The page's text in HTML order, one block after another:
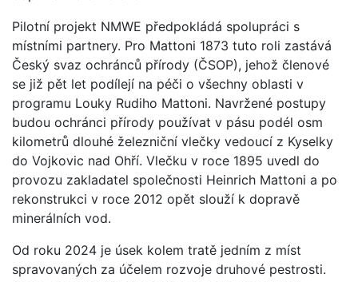
Pilotní projekt NMWE předpokládá spolupráci s
místními partnery. Pro Mattoni 1873 tuto roli zastává
Český svaz ochránců přírody (ČSOP), jehož členové
se již pět let podílejí na péči o všechny oblasti v
programu Louky Rudiho Mattoni. Navržené postupy
budou ochránci přírody používat v pásu podél osm
kilometrů dlouhé železniční vlečky vedoucí z Kyselky
do Vojkovic nad Ohří. Vlečku v roce 1895 uvedl do
provozu zakladatel společnosti Heinrich Mattoni a po
rekonstrukci v roce 2012 opět slouží k dopravě
minerálních vod.
Od roku 2024 je úsek kolem tratě jedním z míst
spravovaných za účelem rozvoje druhové pestrosti.